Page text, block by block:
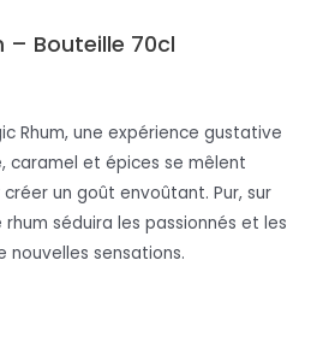
– Bouteille 70cl
Rhum, une expérience gustative
caramel et épices se mêlent
un goût envoûtant. Pur, sur
séduira les passionnés et les
sensations.